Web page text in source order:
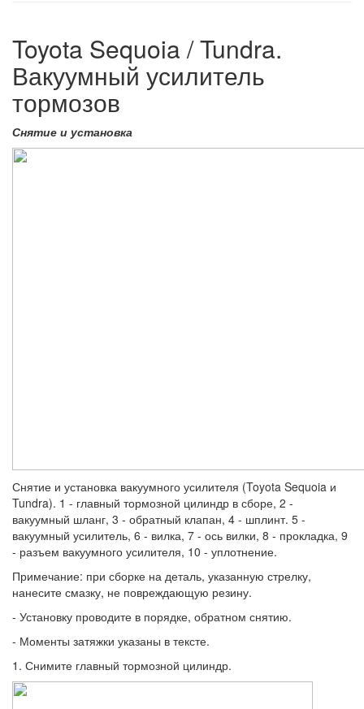
Toyota Sequoia / Tundra.
Вакуумный усилитель
тормозов
Снятие и установка
Снятие и установка вакуумного усилителя (Toyota Sequoia и
Tundra). 1 - главный тормозной цилиндр в сборе, 2 -
вакуумный шланг, 3 - обратный клапан, 4 - шплинт. 5 -
вакуумный усилитель, 6 - вилка, 7 - ось вилки, 8 - прокладка, 9
- разъем вакуумного усилителя, 10 - уплотнение.
Примечание: при сборке на деталь, указанную стрелку,
нанесите смазку, не повреждающую резину.
- Установку проводите в порядке, обратном снятию.
- Моменты затяжки указаны в тексте.
1. Снимите главный тормозной цилиндр.